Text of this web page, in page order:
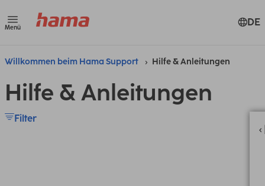
Menü DE
Willkommen beim Hama Support Hilfe & Anleitungen
Hilfe & Anleitungen
Filter